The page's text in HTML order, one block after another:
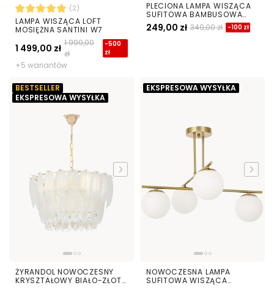
(2)
LAMPA WISZĄCA LOFT
MOSIĘŻNA SANTINI W7
1 499,00 zł 1 999,00
zł
-500
zł
+5 wariantów
PLECIONA LAMPA WISZĄCA
SUFITOWA BAMBUSOWA
ŻYRANDOL W STYLU BOHO
50 CM
249,00 zł 349,00 zł -100 zł
BESTSELLER
EKSPRESOWA WYSYŁKA
ŻYRANDOL NOWOCZESNY
KRYSZTAŁOWY BIAŁO-ZŁOTY
EKSPRESOWA WYSYŁKA
NOWOCZESNA LAMPA
SUFITOWA WISZĄCA